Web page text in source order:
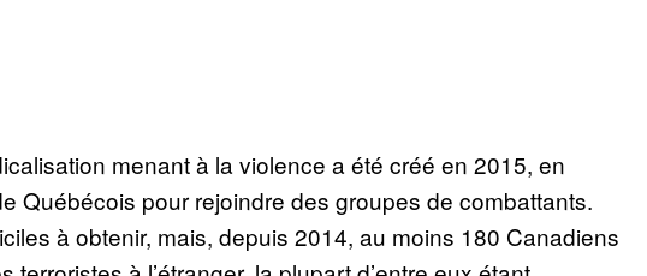
menant à la violence a été créé en 2015, en
Québécois pour rejoindre des groupes de combattants.
à obtenir, mais, depuis 2014, au moins 180 Canadiens